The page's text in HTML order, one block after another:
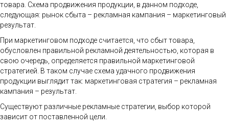
товара. Схема продвижения продукции, в данном подходе,
следующая: рынок сбыта – рекламная кампания – маркетинговый
результат.
При маркетинговом подходе считается, что сбыт товара,
обусловлен правильной рекламной деятельностью, которая в
свою очередь, определяется правильной маркетинговой
стратегией. В таком случае схема удачного продвижения
продукции выглядит так: маркетинговая стратегия – рекламная
кампания – результат.
Существуют различные рекламные стратегии, выбор которой
зависит от поставленной цели.